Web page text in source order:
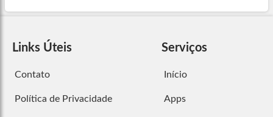
Links Úteis
Contato
Política de Privacidade
Serviços
Início
Apps